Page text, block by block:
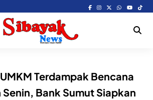
Terdampak Bencana
Bank Sumut Siapkan